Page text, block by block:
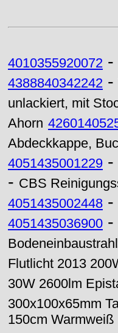
4010355920072 -
4388840342242 -
unlackiert, mit
Ahorn
Abdeckkappe,
4051435001229 -
- CBS
4051435002448 -
4051435036900 -
Flutlicht 2013
30W 2600lm
300x100x65mm
150cm Warmweiß